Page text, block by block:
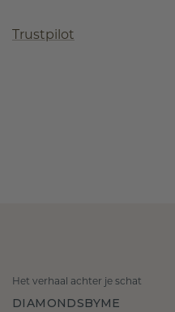
Trustpilot
Het verhaal achter je schat
DIAMONDSBYME